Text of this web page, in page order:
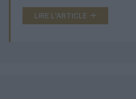
LIRE L'ARTICLE